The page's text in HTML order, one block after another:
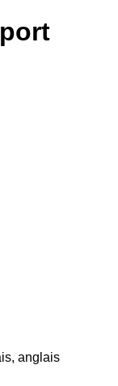
anglais